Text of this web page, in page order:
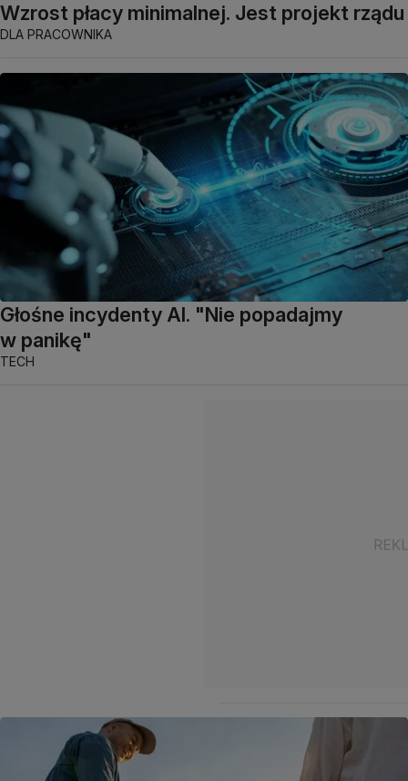
Wzrost płacy minimalnej. Jest projekt rządu
DLA PRACOWNIKA
Głośne incydenty AI. "Nie popadajmy
w panikę"
TECH